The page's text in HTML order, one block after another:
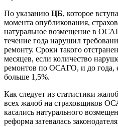
По указанию ЦБ, которое
момента опубликования,
натуральное возмещение в
течение года нарушил
ремонту. Сроки такого
месяцев, если количество
ремонтов по ОСАГО, и до года,
больше 1,5%.
Как следует из статистики
всех жалоб на страховщиков
касались натурального
реформа затевалась